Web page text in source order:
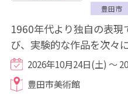
豊田市
1960年代より独自の表
び、実験的な作品を次々
田照一(1941～2006)。豊
2026年10月24日(土) ～
豊田市美術館